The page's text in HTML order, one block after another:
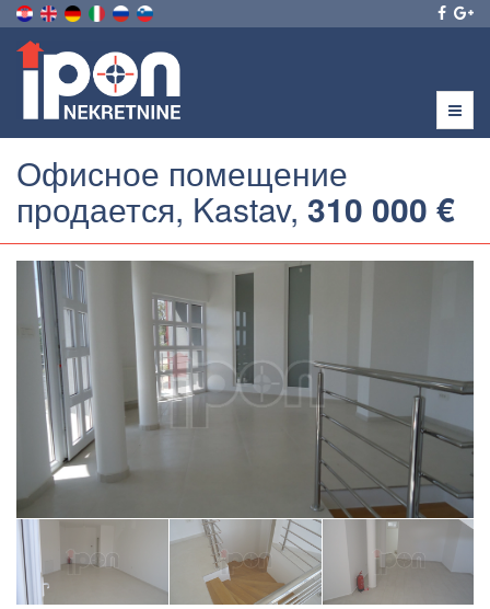
Menu
Офисное помещение
продается, Kastav, 310 000 €